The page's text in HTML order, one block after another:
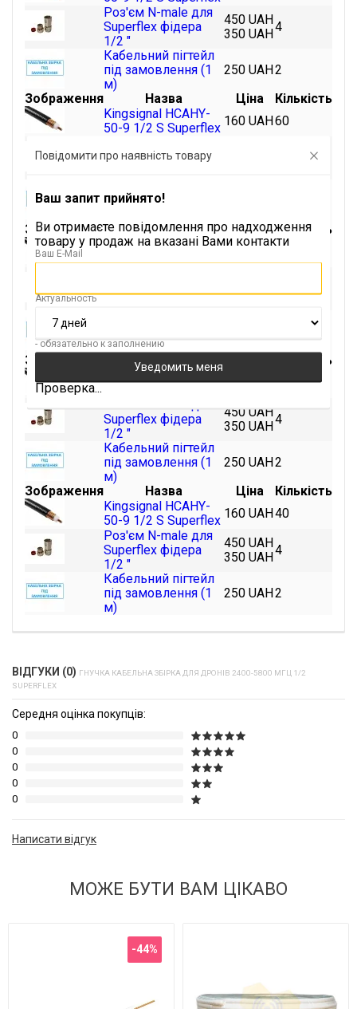
Повідомити про наявність товару
Ваш запит прийнято!
Ви отримаєте повідомлення про надходження
товару у продаж на вказані Вами контакти
Ваш E-Mail
Актуальность
- обязательно к заполнению
Проверка...
Роз'єм N-male для
Superflex фідера
1/2 "
450 UAH
350 UAH4
Кабельний пігтейл
під замовлення (1
м)
250 UAH2
Зображення
Назва Ціна
Кількість
Kingsignal HCAHY-
50-9 1/2 S Superflex 160 UAH60
Superflex фідера
під замовлення (1
Зображення
Назва Ціна
Кількість
Kingsignal HCAHY-
350 UAH
м)
Зображення
Кількість
Kingsignal HCAHY-
160 UAH50
Superflex фідера
1/2 "
450 UAH
350 UAH4
Кабельний пігтейл
під замовлення (1
м)
250 UAH2
Зображення
Назва Ціна
Кількість
Kingsignal HCAHY-
50-9 1/2 S Superflex 160 UAH40
Роз'єм N-male для
Superflex фідера
1/2 "
450 UAH
350 UAH4
Кабельний пігтейл
під замовлення (1
м)
250 UAH2
ВІДГУКИ (0) ГНУЧКА КАБЕЛЬНА ЗБІРКА ДЛЯ ДРОНІВ 2400-5800 МГЦ 1/2
SUPERFLEX
Середня оцінка покупців:
0
0
0
0
0
Написати відгук
МОЖЕ БУТИ ВАМ ЦІКАВО
-44%